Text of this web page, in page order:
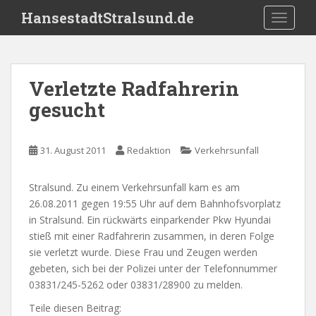
i
HansestadtStralsund.de
Verletzte Radfahrerin
gesucht
31. August 2011 Redaktion Verkehrsunfall
Stralsund. Zu einem Verkehrsunfall kam es am
26.08.2011 gegen 19:55 Uhr auf dem Bahnhofsvorplatz
in Stralsund. Ein rückwärts einparkender Pkw Hyundai
stieß mit einer Radfahrerin zusammen, in deren Folge
sie verletzt wurde. Diese Frau und Zeugen werden
gebeten, sich bei der Polizei unter der Telefonnummer
03831/245-5262 oder 03831/28900 zu melden.
Teile diesen Beitrag: